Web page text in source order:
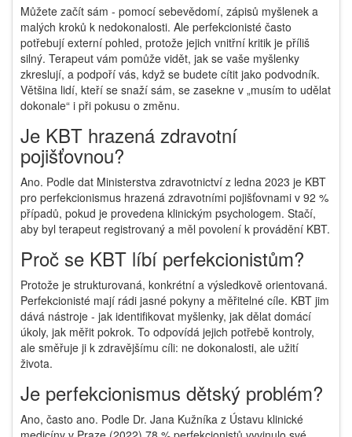
Můžete začít sám - pomocí sebevědomí, zápisů myšlenek a
malých kroků k nedokonalosti. Ale perfekcionisté často
potřebují externí pohled, protože jejich vnitřní kritik je příliš
silný. Terapeut vám pomůže vidět, jak se vaše myšlenky
zkreslují, a podpoří vás, když se budete cítit jako podvodník.
Většina lidí, kteří se snaží sám, se zasekne v „musím to udělat
dokonale“ i při pokusu o změnu.
Je KBT hrazená zdravotní
pojišťovnou?
Ano. Podle dat Ministerstva zdravotnictví z ledna 2023 je KBT
pro perfekcionismus hrazená zdravotními pojišťovnami v 92 %
případů, pokud je provedena klinickým psychologem. Stačí,
aby byl terapeut registrovaný a měl povolení k provádění KBT.
Proč se KBT líbí perfekcionistům?
Protože je strukturovaná, konkrétní a výsledkově orientovaná.
Perfekcionisté mají rádi jasné pokyny a měřitelné cíle. KBT jim
dává nástroje - jak identifikovat myšlenky, jak dělat domácí
úkoly, jak měřit pokrok. To odpovídá jejich potřebě kontroly,
ale směřuje ji k zdravějšímu cíli: ne dokonalosti, ale užití
života.
Je perfekcionismus dětský problém?
Ano, často ano. Podle Dr. Jana Kužníka z Ústavu klinické